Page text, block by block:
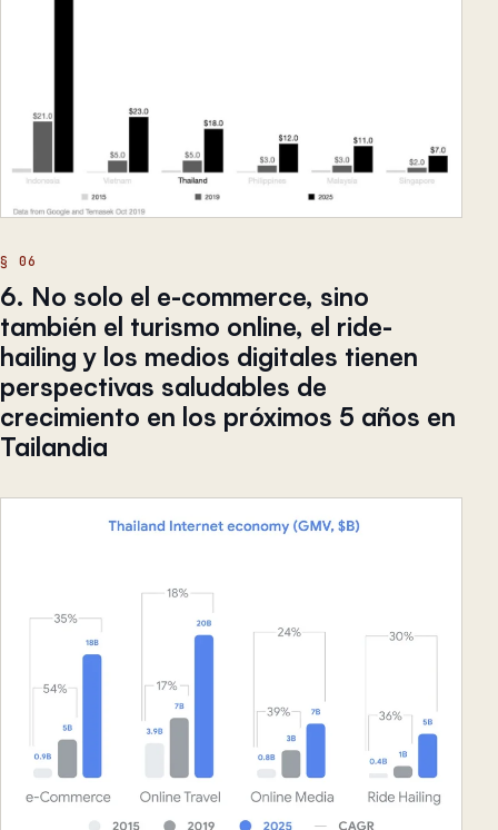
6. No solo el e-commerce, sino
también el turismo online, el ride-
hailing y los medios digitales tienen
perspectivas saludables de
crecimiento en los próximos 5 años en
Tailandia